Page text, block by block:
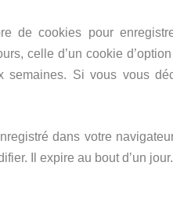
de cookies pour
celle d’un cookie
Si vous vous
dans votre
Il expire au bout d’un jour.